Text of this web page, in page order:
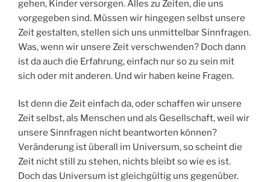
gehen, Kinder versorgen. Alles zu Zeiten, die uns
vorgegeben sind. Müssen wir hingegen selbst unsere
Zeit gestalten, stellen sich uns unmittelbar Sinnfragen.
Was, wenn wir unsere Zeit verschwenden? Doch dann
ist da auch die Erfahrung, einfach nur so zu sein mit
sich oder mit anderen. Und wir haben keine Fragen.
Ist denn die Zeit einfach da, oder schaffen wir unsere
Zeit selbst, als Menschen und als Gesellschaft, weil wir
unsere Sinnfragen nicht beantworten können?
Veränderung ist überall im Universum, so scheint die
Zeit nicht still zu stehen, nichts bleibt so wie es ist.
Doch das Universum ist gleichgültig uns gegenüber.